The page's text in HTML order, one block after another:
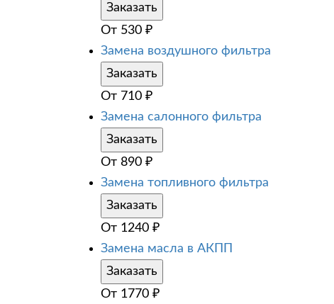
Заказать
От 530 ₽
Замена воздушного фильтра
Заказать
От 710 ₽
Замена салонного фильтра
Заказать
От 890 ₽
Замена топливного фильтра
Заказать
От 1240 ₽
Замена масла в АКПП
Заказать
От 1770 ₽